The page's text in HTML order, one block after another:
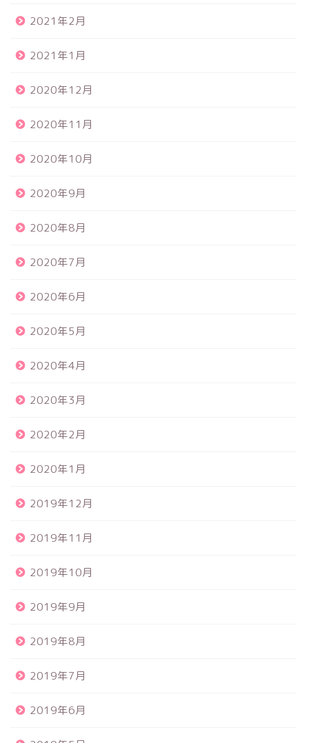
2021年2月
2021年1月
2020年12月
2020年11月
2020年10月
2020年9月
2020年8月
2020年7月
2020年6月
2020年5月
2020年4月
2020年3月
2020年2月
2020年1月
2019年12月
2019年11月
2019年10月
2019年9月
2019年8月
2019年7月
2019年6月